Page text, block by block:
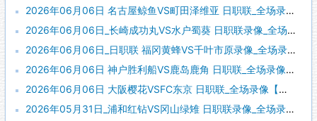
2026年06月06日 名古屋鲸鱼VS町田泽维亚 日职联_全场录像【全场回放】
2026年06月06日_长崎成功丸VS水户蜀葵 日职联录像_全场录像【视频集锦】
2026年06月06日_日职联 福冈黄蜂VS千叶市原录像_全场录像【视频集锦】
2026年06月06日 神户胜利船VS鹿岛鹿角 日职联_全场录像【视频集锦】
2026年06月06日 大阪樱花VSFC东京 日职联_全场录像【全场回放】
2026年05月31日_浦和红钻VS冈山绿雉 日职联录像_全场录像【全场回放】